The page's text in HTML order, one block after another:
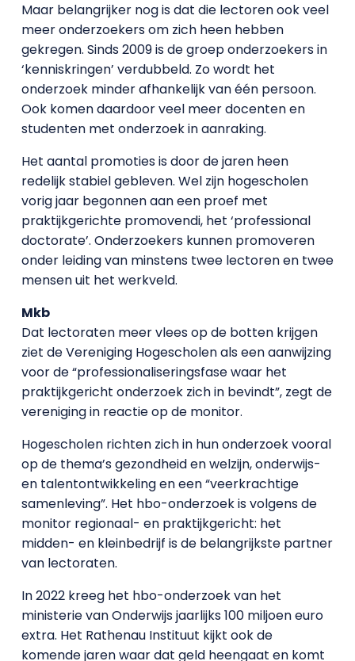
Maar belangrijker nog is dat die lectoren ook veel
meer onderzoekers om zich heen hebben
gekregen. Sinds 2009 is de groep onderzoekers in
‘kenniskringen’ verdubbeld. Zo wordt het
onderzoek minder afhankelijk van één persoon.
Ook komen daardoor veel meer docenten en
studenten met onderzoek in aanraking.
Het aantal promoties is door de jaren heen
redelijk stabiel gebleven. Wel zijn hogescholen
vorig jaar begonnen aan een proef met
praktijkgerichte promovendi, het ‘professional
doctorate’. Onderzoekers kunnen promoveren
onder leiding van minstens twee lectoren en twee
mensen uit het werkveld.
Mkb
Dat lectoraten meer vlees op de botten krijgen
ziet de Vereniging Hogescholen als een aanwijzing
voor de “professionaliseringsfase waar het
praktijkgericht onderzoek zich in bevindt”, zegt de
vereniging in reactie op de monitor.
Hogescholen richten zich in hun onderzoek vooral
op de thema’s gezondheid en welzijn, onderwijs-
en talentontwikkeling en een “veerkrachtige
samenleving”. Het hbo-onderzoek is volgens de
monitor regionaal- en praktijkgericht: het
midden- en kleinbedrijf is de belangrijkste partner
van lectoraten.
In 2022 kreeg het hbo-onderzoek van het
ministerie van Onderwijs jaarlijks 100 miljoen euro
extra. Het Rathenau Instituut kijkt ook de
komende jaren waar dat geld heengaat en komt